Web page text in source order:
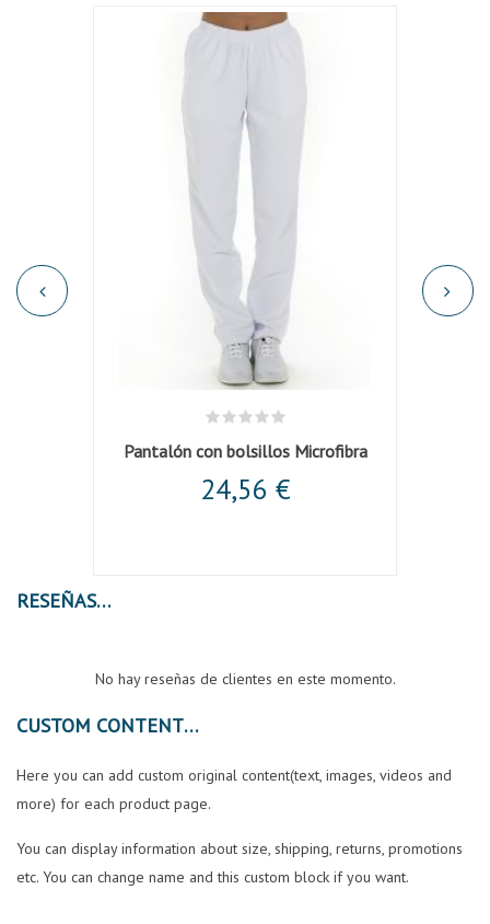
Pantalón con bolsillos Microfibra
24,56 €
RESEÑAS
No hay reseñas de clientes en este momento.
CUSTOM CONTENT
Here you can add custom original content(text, images, videos and
more) for each product page.
You can display information about size, shipping, returns, promotions
etc. You can change name and this custom block if you want.